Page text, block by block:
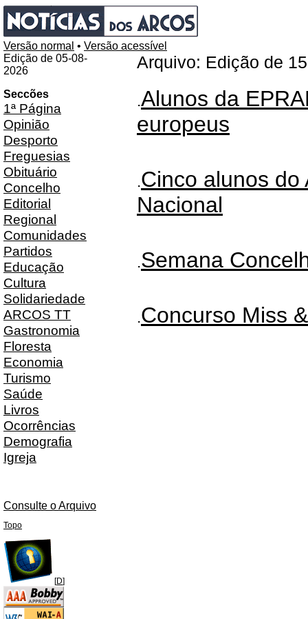
Versão normal • Versão acessível
Edição de 05-08-
2026
Seccões
1ª Página
Opinião
Desporto
Freguesias
Obituário
Concelho
Editorial
Regional
Comunidades
Partidos
Educação
Cultura
Solidariedade
ARCOS TT
Gastronomia
Floresta
Economia
Turismo
Saúde
Livros
Ocorrências
Demografia
Igreja
Consulte o Arquivo
Arquivo: Edição de
.Alunos da
europeus
.Cinco alunos do
Nacional
.Semana
.Concurso Miss
Topo
[D]